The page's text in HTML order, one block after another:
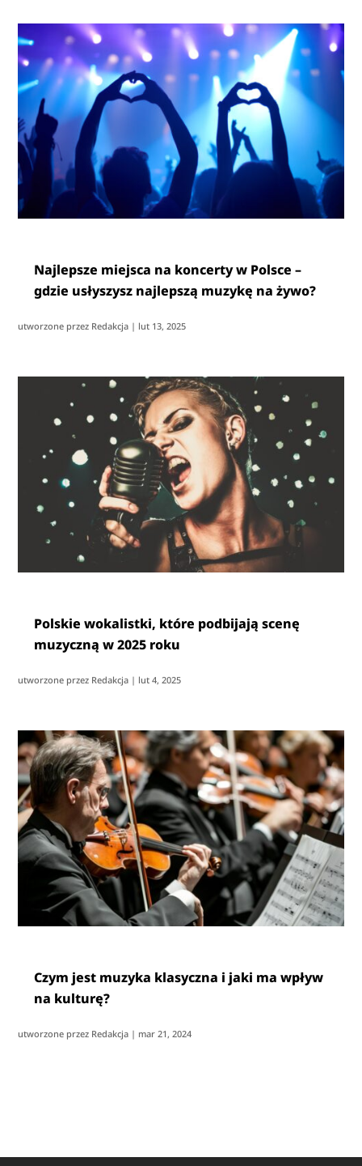
Najlepsze miejsca na koncerty w Polsce –
gdzie usłyszysz najlepszą muzykę na żywo?
utworzone przez Redakcja | lut 13, 2025
Polskie wokalistki, które podbijają scenę
muzyczną w 2025 roku
utworzone przez Redakcja | lut 4, 2025
Czym jest muzyka klasyczna i jaki ma wpływ
na kulturę?
utworzone przez Redakcja | mar 21, 2024